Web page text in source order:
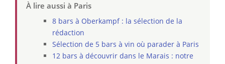
À lire aussi à Paris
8 bars à Oberkampf : la sélection de la
rédaction
Sélection de 5 bars à vin où parader à Paris
12 bars à découvrir dans le Marais : notre